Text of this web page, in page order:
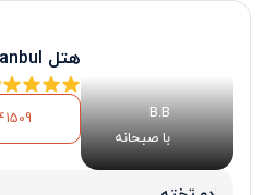
B.B
با صبحانه
هتل taksim express istanbul